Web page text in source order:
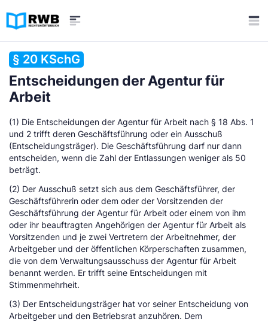
§ 20 KSchG
Entscheidungen der Agentur für
Arbeit
(1) Die Entscheidungen der Agentur für Arbeit nach § 18 Abs. 1
und 2 trifft deren Geschäftsführung oder ein Ausschuß
(Entscheidungsträger). Die Geschäftsführung darf nur dann
entscheiden, wenn die Zahl der Entlassungen weniger als 50
beträgt.
(2) Der Ausschuß setzt sich aus dem Geschäftsführer, der
Geschäftsführerin oder dem oder der Vorsitzenden der
Geschäftsführung der Agentur für Arbeit oder einem von ihm
oder ihr beauftragten Angehörigen der Agentur für Arbeit als
Vorsitzenden und je zwei Vertretern der Arbeitnehmer, der
Arbeitgeber und der öffentlichen Körperschaften zusammen,
die von dem Verwaltungsausschuss der Agentur für Arbeit
benannt werden. Er trifft seine Entscheidungen mit
Stimmenmehrheit.
(3) Der Entscheidungsträger hat vor seiner Entscheidung von
Arbeitgeber und den Betriebsrat anzuhören. Dem